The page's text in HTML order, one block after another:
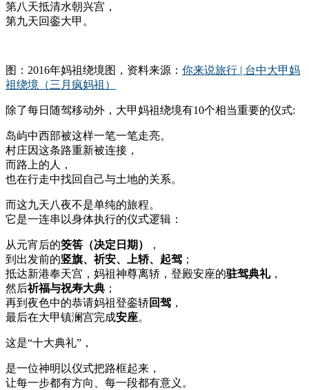
第八天抵清水朝兴宫，
第九天回銮大甲。
图：2016年妈祖绕境图，资料来源： 你来说旅行 | 台中大甲妈
祖绕境（三月疯妈祖）
除了每日随驾移动外，大甲妈祖绕境有10个相当重要的仪式:
岛屿中西部被这样一笔一笔走亮。
村庄因这条路重新被连接，
而路上的人，
也在行走中找回自己与土地的关系。
而这九天八夜不是单纯的旅程。
它是一连串以身体执行的仪式逻辑：
从元宵后的筊筶（决定日期）
，
到出发前的竖旗、祈安、上轿、起驾 ；
抵达新港奉天宫，妈祖神尊离轿，登殿安座的驻驾典礼，
然后祈福与祝寿大典 ；
再到夜色中的恭请妈祖登銮轿回驾 ，
最后在大甲镇澜宫完成安座。
这是“十大典礼”，
是一位神明以仪式把路框起来，
让每一步都有方向、每一段都有意义。